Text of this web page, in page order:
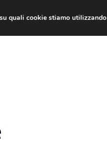
quali cookie stiamo utilizzando